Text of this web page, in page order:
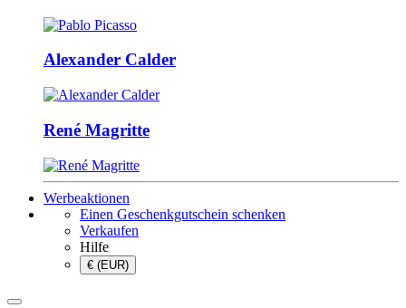
Alexander Calder
René Magritte
Werbeaktionen
Einen Geschenkgutschein schenken
Verkaufen
Hilfe
€ (EUR)